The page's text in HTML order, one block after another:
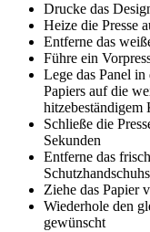
Drucke das
Heize die Presse
Entferne das
Führe ein
Lege das Panel in
Papiers auf die
hitzebeständigem
Schließe die
Sekunden
Entferne das
Schutzhandschuhs
Ziehe das Papier
Wiederhole den
gewünscht